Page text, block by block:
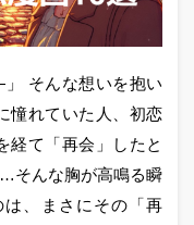
そんな想いを抱い
憧れていた人、初恋
経て「再会」したと
そんな胸が高鳴る瞬
、まさにその「再